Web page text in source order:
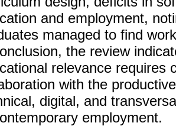
and employment,
managed to find
the review
relevance requires
with the
digital, and
employment.